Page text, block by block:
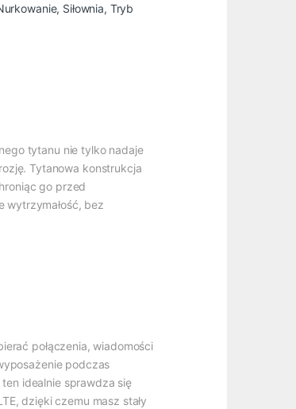
Siłownia, Tryb
tytanu nie tylko nadaje
Tytanowa konstrukcja
go przed
wytrzymałość, bez
połączenia, wiadomości
podczas
idealnie sprawdza się
dzięki czemu masz stały